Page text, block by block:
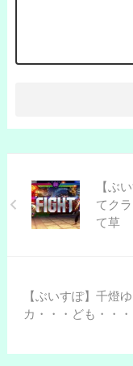
【ぶ
てク
て草
【ぶいすぽ】千燈
カ・・・ども・・・